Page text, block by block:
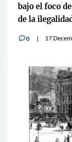
bajo el foco
de la
v0 17